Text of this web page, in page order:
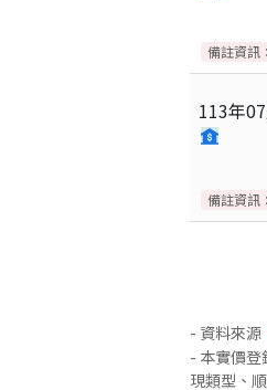
備註資訊：
113年07
備註資訊：
- 資料來源
- 本實價
現類型、